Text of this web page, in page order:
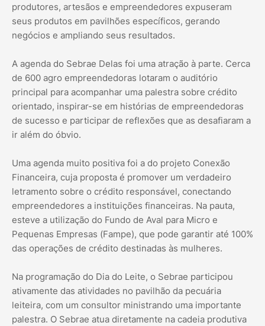
produtores, artesãos e empreendedores expuseram
seus produtos em pavilhões específicos, gerando
negócios e ampliando seus resultados.
A agenda do Sebrae Delas foi uma atração à parte. Cerca
de 600 agro empreendedoras lotaram o auditório
principal para acompanhar uma palestra sobre crédito
orientado, inspirar-se em histórias de empreendedoras
de sucesso e participar de reflexões que as desafiaram a
ir além do óbvio.
Uma agenda muito positiva foi a do projeto Conexão
Financeira, cuja proposta é promover um verdadeiro
letramento sobre o crédito responsável, conectando
empreendedores a instituições financeiras. Na pauta,
esteve a utilização do Fundo de Aval para Micro e
Pequenas Empresas (Fampe), que pode garantir até 100%
das operações de crédito destinadas às mulheres.
Na programação do Dia do Leite, o Sebrae participou
ativamente das atividades no pavilhão da pecuária
leiteira, com um consultor ministrando uma importante
palestra. O Sebrae atua diretamente na cadeia produtiva